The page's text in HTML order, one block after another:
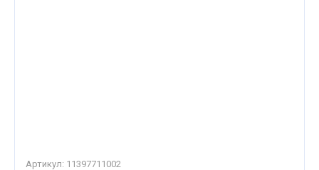
Артикул: 11397711002